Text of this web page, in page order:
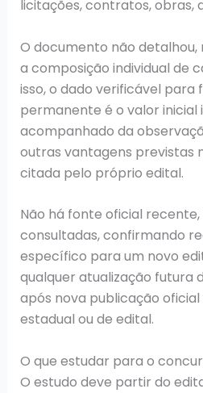
licitações, contratos, obras,
O documento não detalhou,
a composição individual de
isso, o dado verificável para
permanente é o valor inicial
acompanhado da
outras vantagens previstas
citada pelo próprio edital.
Não há fonte oficial
consultadas, confirmando
específico para um novo
qualquer atualização futura
após nova publicação oficial
estadual ou de edital.
O que estudar para o
O estudo deve partir do